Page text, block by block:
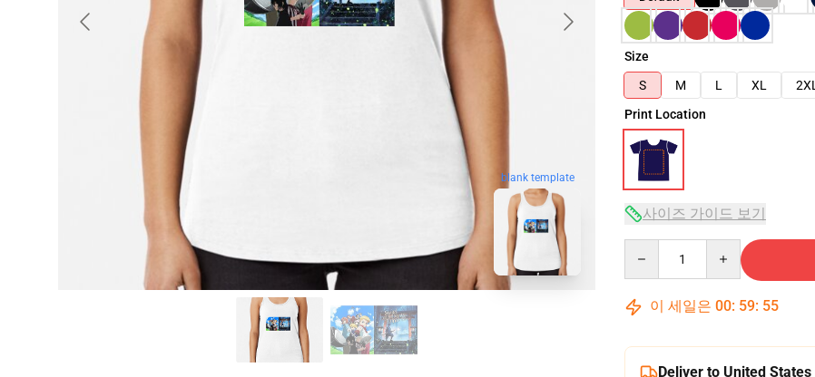
blank template
Size
S
M L XL 2XL
Print Location
사이즈 가이드 보기
이 세일은 00: 59: 54
Deliver to United States